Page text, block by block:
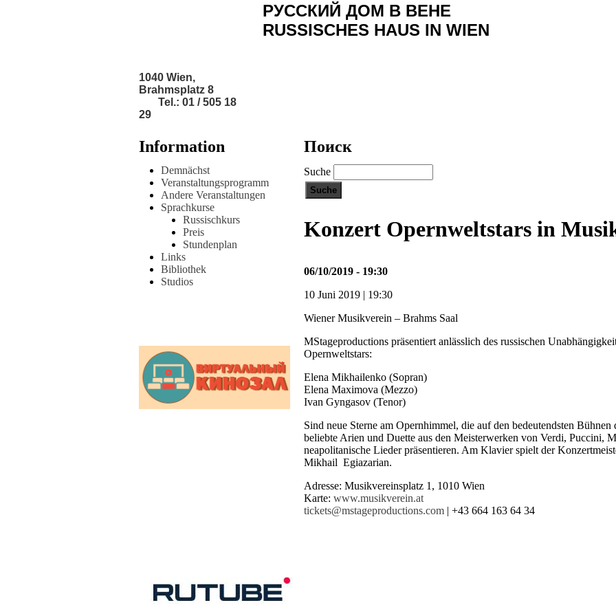
1040 Wien,
Brahmsplatz 8
Tel.: 01 / 505 18
29
РУССКИЙ ДОМ В ВЕНЕ
RUSSISCHES HAUS IN WIEN
Information
Demnächst
Veranstaltungsprogramm
Andere Veranstaltungen
Sprachkurse
Russischkurs
Preis
Stundenplan
Links
Bibliothek
Studios
Поиск
Suche
Konzert Opernweltstars in
06/10/2019 - 19:30
10 Juni 2019 | 19:30
Wiener Musikverein – Brahms Saal
MStageproductions präsentiert anlässlich des russischen
Opernweltstars:
Elena Mikhailenko (Sopran)
Elena Maximova (Mezzo)
Ivan Gyngasov (Tenor)
Sind neue Sterne am Opernhimmel, die auf den bedeutendsten
beliebte Arien und Duette aus den Meisterwerken von Verdi, Puccini,
neapolitanische Lieder präsentieren. Am Klavier spielt der
Mikhail Egiazarian.
Adresse: Musikvereinsplatz 1, 1010 Wien
Karte: www.musikverein.at
tickets@mstageproductions.com | +43 664 163 64 34